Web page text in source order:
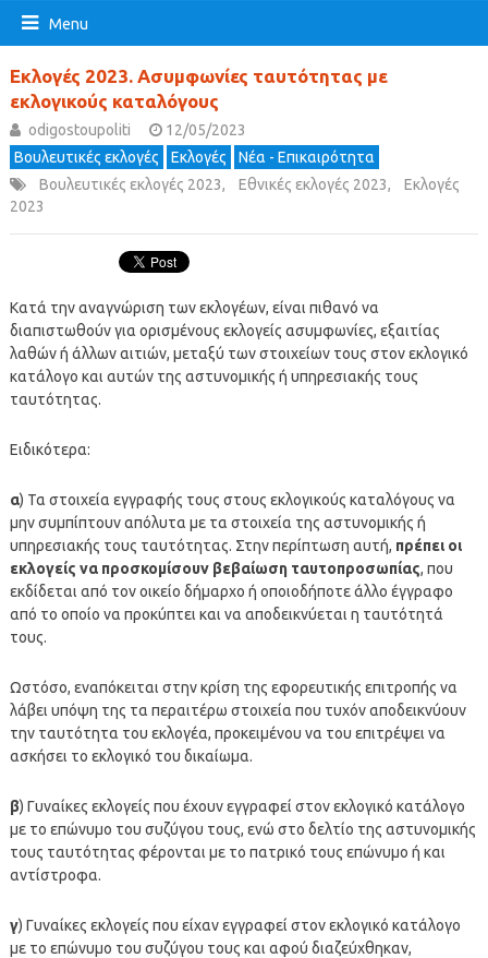
Menu
Εκλογές 2023. Ασυμφωνίες ταυτότητας με
εκλογικούς καταλόγους
odigostoupoliti
12/05/2023
Βουλευτικές εκλογές
Εκλογές
Νέα - Επικαιρότητα
Βουλευτικές εκλογές 2023, Εθνικές εκλογές 2023,
Εκλογές
2023
Κατά την αναγνώριση των εκλογέων, είναι πιθανό να
διαπιστωθούν για ορισμένους εκλογείς ασυμφωνίες, εξαιτίας
λαθών ή άλλων αιτιών, μεταξύ των στοιχείων τους στον εκλογικό
κατάλογο και αυτών της αστυνομικής ή υπηρεσιακής τους
ταυτότητας.
Ειδικότερα:
α) Τα στοιχεία εγγραφής τους στους εκλογικούς καταλόγους να
μην συμπίπτουν απόλυτα με τα στοιχεία της αστυνομικής ή
υπηρεσιακής τους ταυτότητας. Στην περίπτωση αυτή, πρέπει οι
εκλογείς να προσκομίσουν βεβαίωση ταυτοπροσωπίας, που
εκδίδεται από τον οικείο δήμαρχο ή οποιοδήποτε άλλο έγγραφο
από το οποίο να προκύπτει και να αποδεικνύεται η ταυτότητά
τους.
Ωστόσο, εναπόκειται στην κρίση της εφορευτικής επιτροπής να
λάβει υπόψη της τα περαιτέρω στοιχεία που τυχόν αποδεικνύουν
την ταυτότητα του εκλογέα, προκειμένου να του επιτρέψει να
ασκήσει το εκλογικό του δικαίωμα.
β) Γυναίκες εκλογείς που έχουν εγγραφεί στον εκλογικό κατάλογο
με το επώνυμο του συζύγου τους, ενώ στο δελτίο της αστυνομικής
τους ταυτότητας φέρονται με το πατρικό τους επώνυμο ή και
αντίστροφα.
γ) Γυναίκες εκλογείς που είχαν εγγραφεί στον εκλογικό κατάλογο
με το επώνυμο του συζύγου τους και αφού διαζεύχθηκαν,